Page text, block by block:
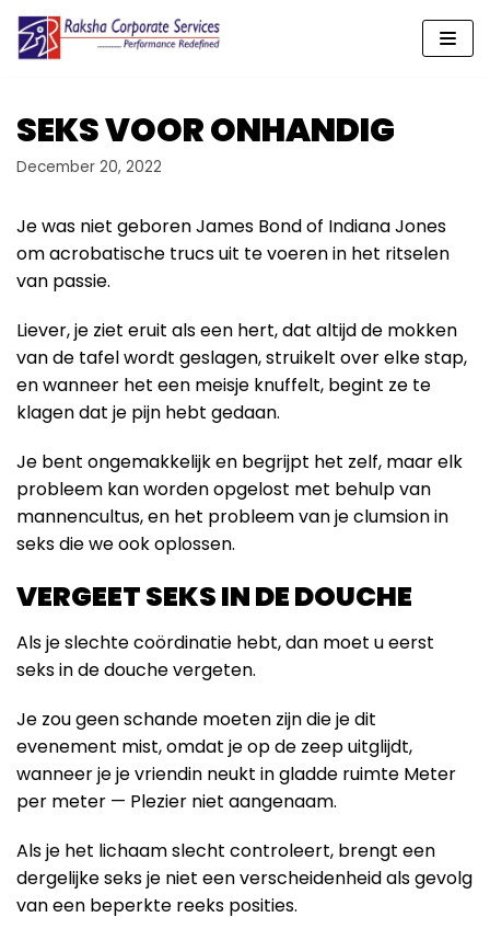
Skip
content
SEKS VOOR ONHANDIG
December 20, 2022
Je was niet geboren James Bond of Indiana Jones
om acrobatische trucs uit te voeren in het ritselen
van passie.
Liever, je ziet eruit als een hert, dat altijd de mokken
van de tafel wordt geslagen, struikelt over elke stap,
en wanneer het een meisje knuffelt, begint ze te
klagen dat je pijn hebt gedaan.
Je bent ongemakkelijk en begrijpt het zelf, maar elk
probleem kan worden opgelost met behulp van
mannencultus, en het probleem van je clumsion in
seks die we ook oplossen.
VERGEET SEKS IN DE DOUCHE
Als je slechte coördinatie hebt, dan moet u eerst
seks in de douche vergeten.
Je zou geen schande moeten zijn die je dit
evenement mist, omdat je op de zeep uitglijdt,
wanneer je je vriendin neukt in gladde ruimte Meter
per meter — Plezier niet aangenaam.
Als je het lichaam slecht controleert, brengt een
dergelijke seks je niet een verscheidenheid als gevolg
van een beperkte reeks posities.